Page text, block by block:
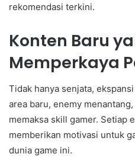
rekomendasi terkini.
Konten Baru
Memperkaya
Tidak hanya senjata,
area baru, enemy
memaksa skill gamer. Setiap
memberikan motivasi untuk
dunia game ini.